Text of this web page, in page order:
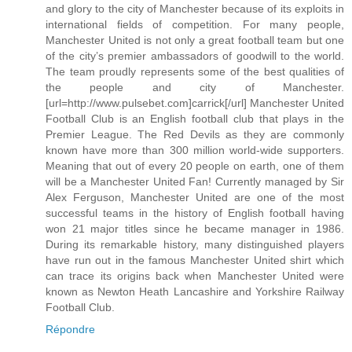
and glory to the city of Manchester because of its exploits in
international fields of competition. For many people,
Manchester United is not only a great football team but one
of the city’s premier ambassadors of goodwill to the world.
The team proudly represents some of the best qualities of
the people and city of Manchester.
[url=http://www.pulsebet.com]carrick[/url] Manchester United
Football Club is an English football club that plays in the
Premier League. The Red Devils as they are commonly
known have more than 300 million world-wide supporters.
Meaning that out of every 20 people on earth, one of them
will be a Manchester United Fan! Currently managed by Sir
Alex Ferguson, Manchester United are one of the most
successful teams in the history of English football having
won 21 major titles since he became manager in 1986.
During its remarkable history, many distinguished players
have run out in the famous Manchester United shirt which
can trace its origins back when Manchester United were
known as Newton Heath Lancashire and Yorkshire Railway
Football Club.
Répondre